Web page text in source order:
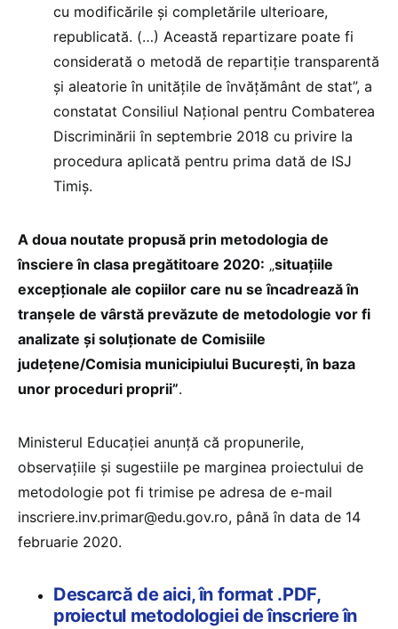
cu modificările şi completările ulterioare,
republicată. (…) Această repartizare poate fi
considerată o metodă de repartiţie transparentă
şi aleatorie în unităţile de învăţământ de stat”, a
constatat Consiliul Național pentru Combaterea
Discriminării în septembrie 2018 cu privire la
procedura aplicată pentru prima dată de ISJ
Timiș.
A doua noutate propusă prin metodologia de
însciere în clasa pregătitoare 2020: „situațiile
excepționale ale copiilor care nu se încadrează în
tranșele de vârstă prevăzute de metodologie vor fi
analizate și soluționate de Comisiile
județene/Comisia municipiului București, în baza
unor proceduri proprii”.
Ministerul Educației anunță că propunerile,
observațiile și sugestiile pe marginea proiectului de
metodologie pot fi trimise pe adresa de e-mail
inscriere.inv.primar@edu.gov.ro, până în data de 14
februarie 2020.
Descarcă de aici, în format .PDF,
proiectul metodologiei de înscriere în